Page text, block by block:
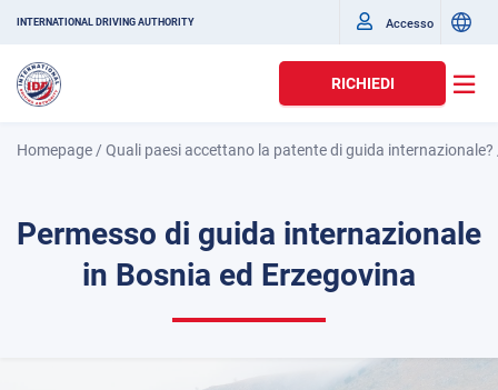
INTERNATIONAL DRIVING AUTHORITY Accesso
RICHIEDI
Homepage /Quali paesi accettano la patente di guida internazionale?
Permesso di guida internazionale
in Bosnia ed Erzegovina